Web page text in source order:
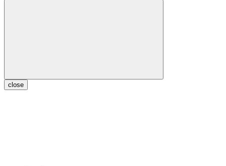
close